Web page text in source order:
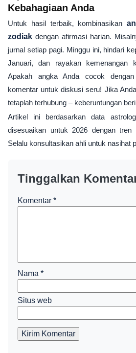
Kebahagiaan Anda
Untuk hasil terbaik, kombinasikan
zodiak dengan afirmasi harian.
jurnal setiap pagi. Minggu ini, hindari
Januari, dan rayakan kemenangan
Apakah angka Anda cocok
komentar untuk diskusi seru! Jika
tetaplah terhubung – keberuntungan
Artikel ini berdasarkan data
disesuaikan untuk 2026 dengan tren
Selalu konsultasikan ahli untuk nasihat
Tinggalkan
Komentar *
Nama *
Situs web
Kirim Komentar